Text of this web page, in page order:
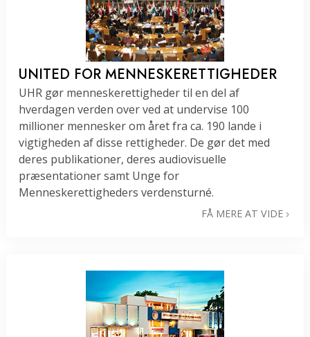
UNITED FOR MENNESKE­RETTIGHEDER
UHR gør menneskerettigheder til en del af
hverdagen verden over ved at undervise 100
millioner mennesker om året fra ca. 190 lande i
vigtigheden af disse rettigheder. De gør det med
deres publikationer, deres audiovisuelle
præsentationer samt Unge for
Menneskerettigheders verdensturné.
FÅ MERE AT VIDE